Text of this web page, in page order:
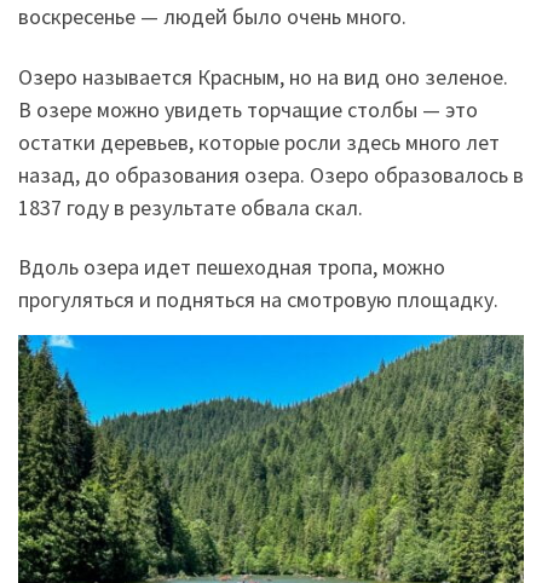
воскресенье — людей было очень много.
Озеро называется Красным, но на вид оно зеленое.
В озере можно увидеть торчащие столбы — это
остатки деревьев, которые росли здесь много лет
назад, до образования озера. Озеро образовалось в
1837 году в результате обвала скал.
Вдоль озера идет пешеходная тропа, можно
прогуляться и подняться на смотровую площадку.